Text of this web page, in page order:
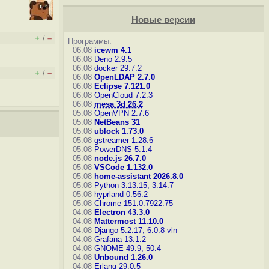
+ / –
+ / –
Новые версии
Программы:
06.08 icewm 4.1
06.08 Deno 2.9.5
06.08 docker 29.7.2
06.08 OpenLDAP 2.7.0
06.08 Eclipse 7.121.0
06.08 OpenCloud 7.2.3
06.08 mesa 3d 26.2
05.08 OpenVPN 2.7.6
05.08 NetBeans 31
05.08 ublock 1.73.0
05.08 gstreamer 1.28.6
05.08 PowerDNS 5.1.4
05.08 node.js 26.7.0
05.08 VSCode 1.132.0
05.08 home-assistant 2026.8.0
05.08 Python 3.13.15, 3.14.7
05.08 hyprland 0.56.2
05.08 Chrome 151.0.7922.75
04.08 Electron 43.3.0
04.08 Mattermost 11.10.0
04.08 Django 5.2.17, 6.0.8 vln
04.08 Grafana 13.1.2
04.08 GNOME 49.9, 50.4
04.08 Unbound 1.26.0
04.08 Erlang 29.0.5